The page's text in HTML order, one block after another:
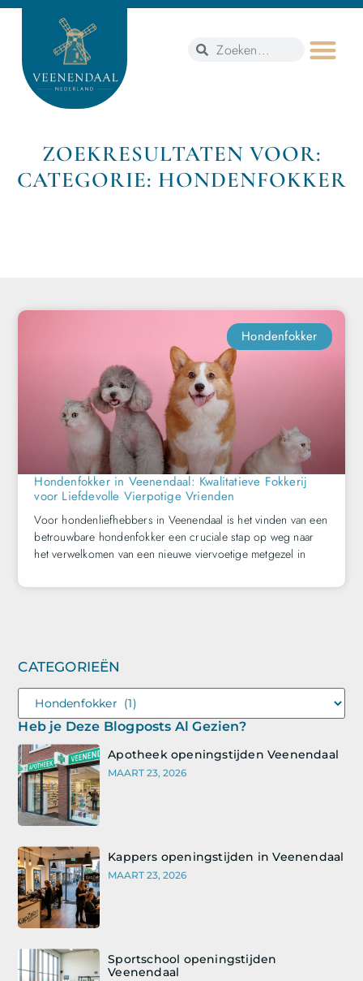
ZOEKRESULTATEN VOOR:
CATEGORIE: HONDENFOKKER
CATEGORIEËN
Heb je Deze Blogposts Al Gezien?
Apotheek openingstijden Veenendaal
MAART 23, 2026
Kappers openingstijden in Veenendaal
MAART 23, 2026
Sportschool openingstijden
Veenendaal
Hondenfokker
Hondenfokker in Veenendaal: Kwalitatieve Fokkerij
voor Liefdevolle Vierpotige Vrienden
Voor hondenliefhebbers in Veenendaal is het vinden van een
betrouwbare hondenfokker een cruciale stap op weg naar
het verwelkomen van een nieuwe viervoetige metgezel in